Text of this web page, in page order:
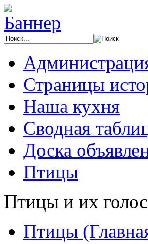
Страницы
Наша кухня
Сводная
Доска
Птицы
Птицы и их
Птицы